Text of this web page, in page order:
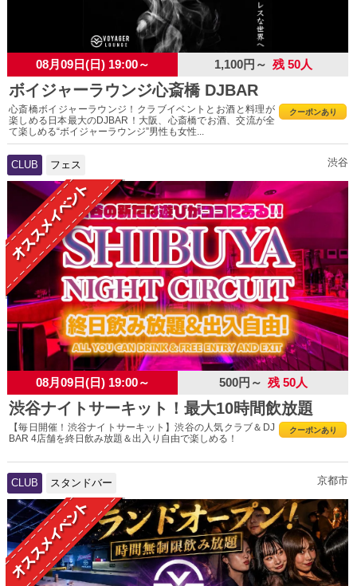
08月09日(日) 19:00～ 1,100円～ 残 50人
ボイジャーラウンジ心斎橋 DJBAR
クーポンあり
心斎橋ボイジャーラウンジ！クラブイベントとお酒と料理が
楽しめる日本最大のDJBAR！大阪、心斎橋でお酒、交流が全
て楽しめる“ボイジャーラウンジ”男性も女性...
CLUB フェス 渋谷
08月09日(日) 19:00～ 500円～ 残 50人
渋谷ナイトサーキット！最大10時間飲放題
クーポンあり
【毎日開催！渋谷ナイトサーキット】渋谷の人気クラブ＆DJ
BAR 4店舗を終日飲み放題＆出入り自由で楽しめる！
CLUB スタンドバー 京都市